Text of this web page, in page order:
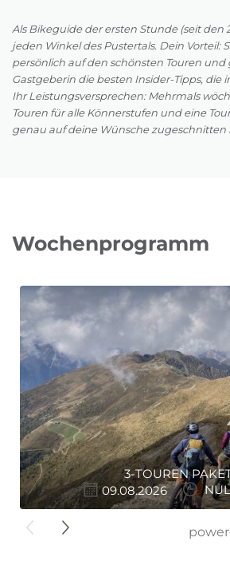
Als Bikeguide der ersten Stunde (seit den
jeden Winkel des Pustertals. Dein Vorteil:
persönlich auf den schönsten Touren und
Gastgeberin die besten Insider-Tipps, die
Ihr Leistungsversprechen: Mehrmals
Touren für alle Könnerstufen und eine
genau auf deine Wünsche zugeschnitten
Wochenprogramm
3-TOUREN
09.08.2026